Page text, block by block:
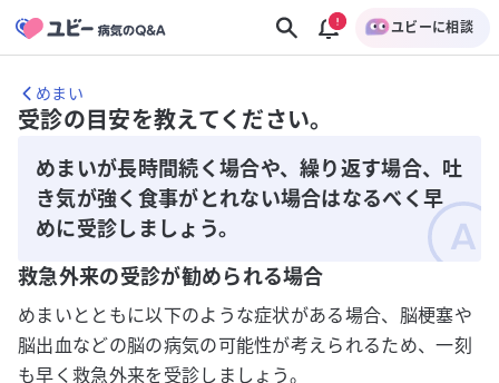
ユビーに相談
めまい
受診の目安を教えてください。
めまいが長時間続く場合や、繰り返す場合、吐
き気が強く食事がとれない場合はなるべく早
めに受診しましょう。
救急外来の受診が勧められる場合
めまいとともに以下のような症状がある場合、脳梗塞や
脳出血などの脳の病気の可能性が考えられるため、一刻
も早く救急外来を受診しましょう。